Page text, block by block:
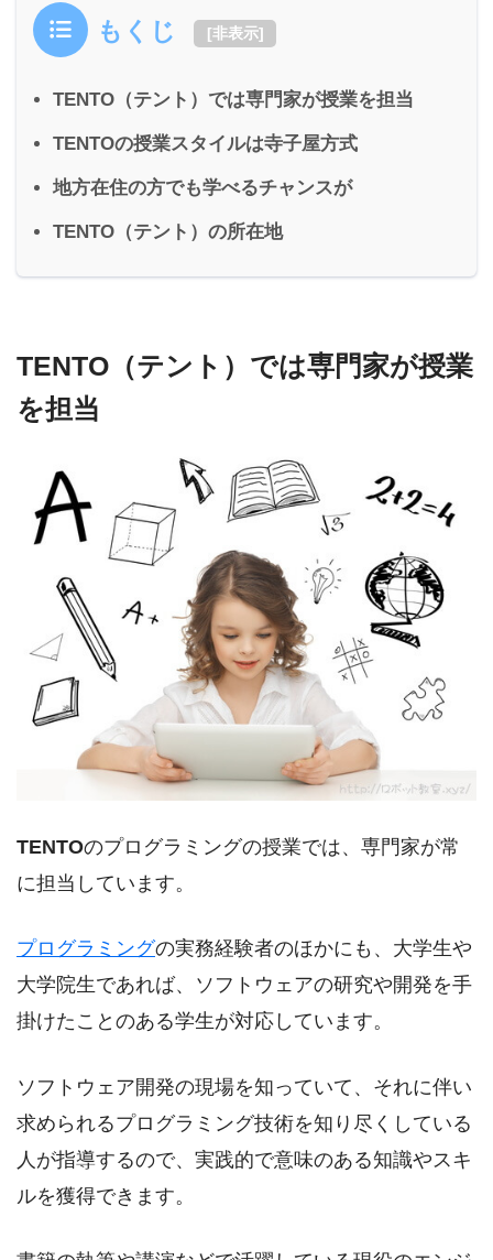
もくじ [非表示]
TENTO（テント）では専門家が授業を担当
TENTOの授業スタイルは寺子屋方式
地方在住の方でも学べるチャンスが
TENTO（テント）の所在地
TENTO（テント）では専門家が授業
を担当
TENTOのプログラミングの授業では、専門家が常
に担当しています。
プログラミングの実務経験者のほかにも、大学生や
大学院生であれば、ソフトウェアの研究や開発を手
掛けたことのある学生が対応しています。
ソフトウェア開発の現場を知っていて、それに伴い
求められるプログラミング技術を知り尽くしている
人が指導するので、実践的で意味のある知識やスキ
ルを獲得できます。